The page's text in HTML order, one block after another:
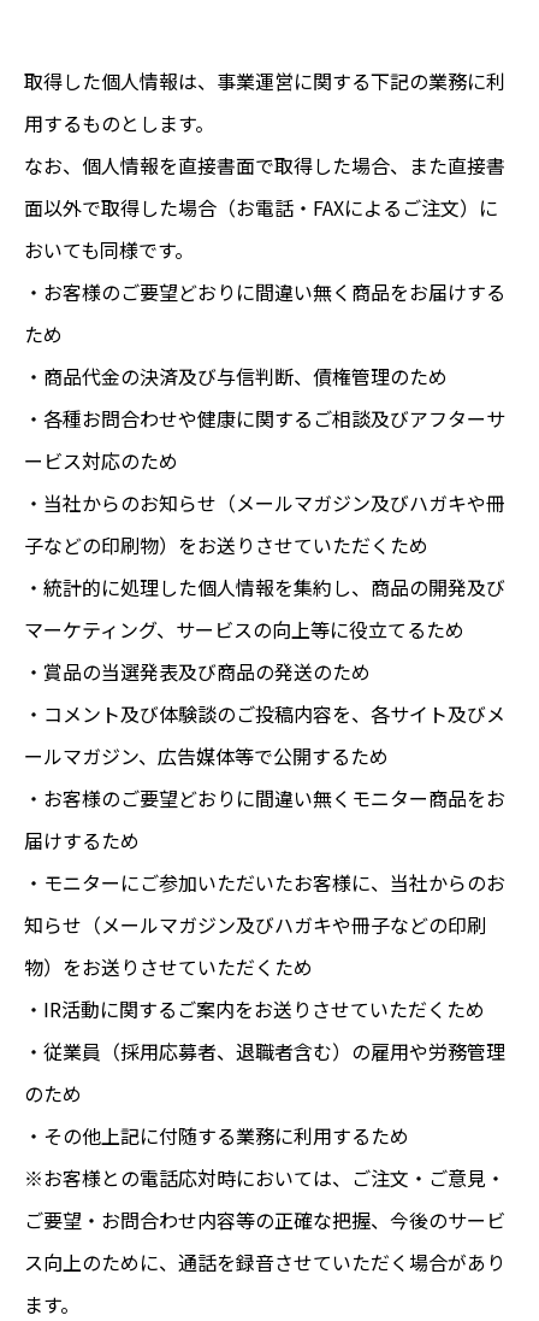
取得した個人情報は、事業運営に関する下記の業務に利
用するものとします。
なお、個人情報を直接書面で取得した場合、また直接書
面以外で取得した場合（お電話・FAXによるご注文）に
おいても同様です。
・お客様のご要望どおりに間違い無く商品をお届けする
ため
・商品代金の決済及び与信判断、債権管理のため
・各種お問合わせや健康に関するご相談及びアフターサ
ービス対応のため
・当社からのお知らせ（メールマガジン及びハガキや冊
子などの印刷物）をお送りさせていただくため
・統計的に処理した個人情報を集約し、商品の開発及び
マーケティング、サービスの向上等に役立てるため
・賞品の当選発表及び商品の発送のため
・コメント及び体験談のご投稿内容を、各サイト及びメ
ールマガジン、広告媒体等で公開するため
・お客様のご要望どおりに間違い無くモニター商品をお
届けするため
・モニターにご参加いただいたお客様に、当社からのお
知らせ（メールマガジン及びハガキや冊子などの印刷
物）をお送りさせていただくため
・IR活動に関するご案内をお送りさせていただくため
・従業員（採用応募者、退職者含む）の雇用や労務管理
のため
・その他上記に付随する業務に利用するため
※お客様との電話応対時においては、ご注文・ご意見・
ご要望・お問合わせ内容等の正確な把握、今後のサービ
ス向上のために、通話を録音させていただく場合があり
ます。